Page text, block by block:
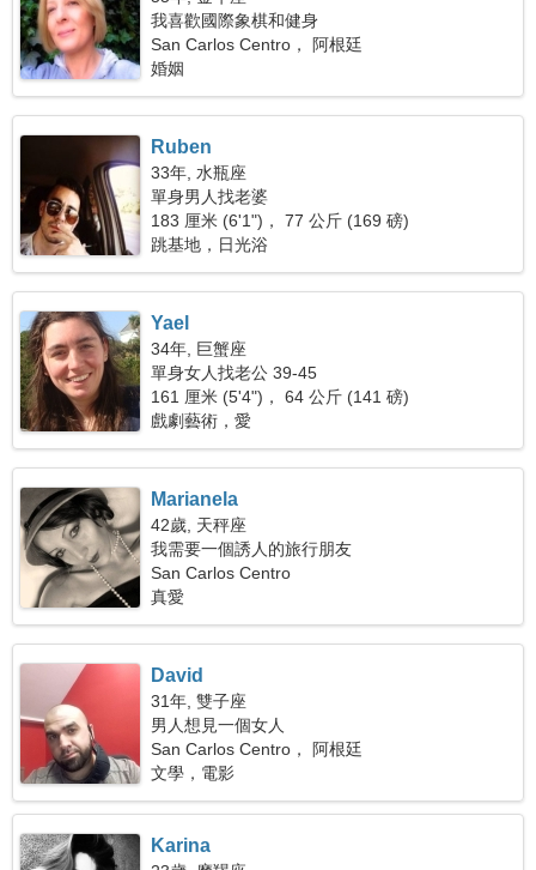
我喜歡國際象棋和健身
San Carlos Centro， 阿根廷
婚姻
Ruben
33年, 水瓶座
單身男人找老婆
183 厘米 (6'1")， 77 公斤 (169 磅)
跳基地，日光浴
Yael
34年, 巨蟹座
單身女人找老公 39-45
161 厘米 (5'4")， 64 公斤 (141 磅)
戲劇藝術，愛
Marianela
42歲, 天秤座
我需要一個誘人的旅行朋友
San Carlos Centro
真愛
David
31年, 雙子座
男人想見一個女人
San Carlos Centro， 阿根廷
文學，電影
Karina